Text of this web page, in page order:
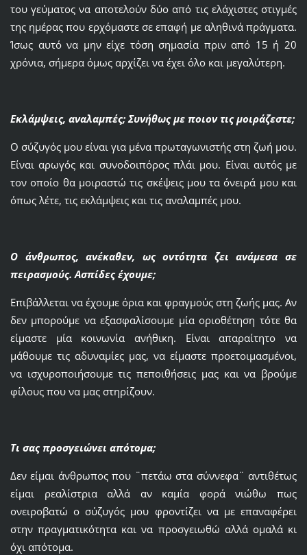
του γεύματος να αποτελούν δύο από τις ελάχιστες στιγμές
της ημέρας που ερχόμαστε σε επαφή με αληθινά πράγματα.
Ίσως αυτό να μην είχε τόση σημασία πριν από 15 ή 20
χρόνια, σήμερα όμως αρχίζει να έχει όλο και μεγαλύτερη.
Εκλάμψεις, αναλαμπές; Συνήθως με ποιον τις μοιράζεστε;
Ο σύζυγός μου είναι για μένα πρωταγωνιστής στη ζωή μου.
Είναι αρωγός και συνοδοιπόρος πλάι μου. Είναι αυτός με
τον οποίο θα μοιραστώ τις σκέψεις μου τα όνειρά μου και
όπως λέτε, τις εκλάμψεις και τις αναλαμπές μου.
Ο άνθρωπος, ανέκαθεν, ως οντότητα ζει ανάμεσα σε
πειρασμούς. Ασπίδες έχουμε;
Επιβάλλεται να έχουμε όρια και φραγμούς στη ζωής μας. Αν
δεν μπορούμε να εξασφαλίσουμε μία οριοθέτηση τότε θα
είμαστε μία κοινωνία ανήθικη. Είναι απαραίτητο να
μάθουμε τις αδυναμίες μας, να είμαστε προετοιμασμένοι,
να ισχυροποιήσουμε τις πεποιθήσεις μας και να βρούμε
φίλους που να μας στηρίζουν.
Τι σας προσγειώνει απότομα;
Δεν είμαι άνθρωπος που ¨πετάω στα σύννεφα¨ αντιθέτως
είμαι ρεαλίστρια αλλά αν καμία φορά νιώθω πως
ονειροβατώ ο σύζυγός μου φροντίζει να με επαναφέρει
στην πραγματικότητα και να προσγειωθώ αλλά ομαλά κι
όχι απότομα.